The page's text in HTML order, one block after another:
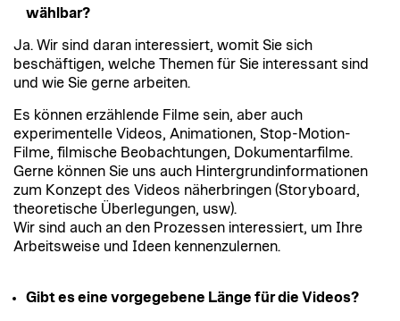
wählbar?
Ja. Wir sind daran interessiert, womit Sie sich
beschäftigen, welche Themen für Sie interessant sind
und wie Sie gerne arbeiten.
Es können erzählende Filme sein, aber auch
experimentelle Videos, Animationen, Stop-Motion-
Filme, filmische Beobachtungen, Dokumentarfilme.
Gerne können Sie uns auch Hintergrundinformationen
zum Konzept des Videos näherbringen (Storyboard,
theoretische Überlegungen, usw).
Wir sind auch an den Prozessen interessiert, um Ihre
Arbeitsweise und Ideen kennenzulernen.
Gibt es eine vorgegebene Länge für die Videos?